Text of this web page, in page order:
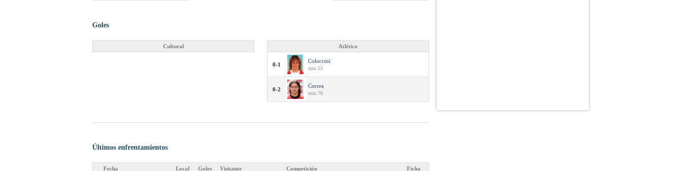
Goles
Cultural Atlético
0-1
Coloccini
min.53
0-2
Correa
min.78
Últimos enfrentamientos
Fecha Local Goles Visitante Competición Ficha